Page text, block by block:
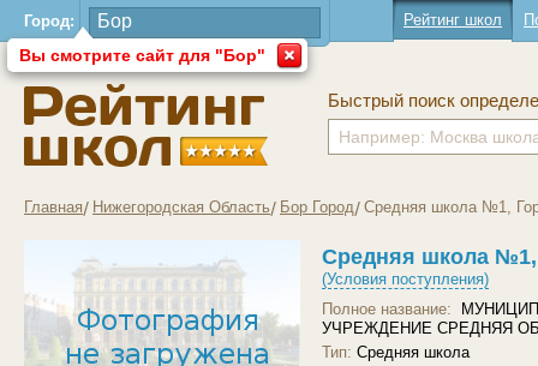
Город:
Вы смотрите сайт для "Бор"
Рейтинг школ
Быстрый поиск
Главная Нижегородская Область Бор Город Средняя школа №1,
Средняя школа
(Условия поступления)
Полное название:
УЧРЕЖДЕНИЕ СРЕДНЯЯ
Тип: Средняя школа